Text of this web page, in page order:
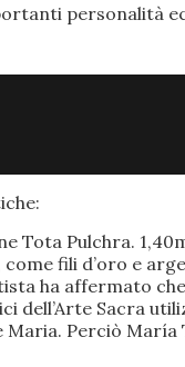
personalità
Tota Pulchra.
fili d’oro e
ha affermato
dell’Arte Sacra
Perciò